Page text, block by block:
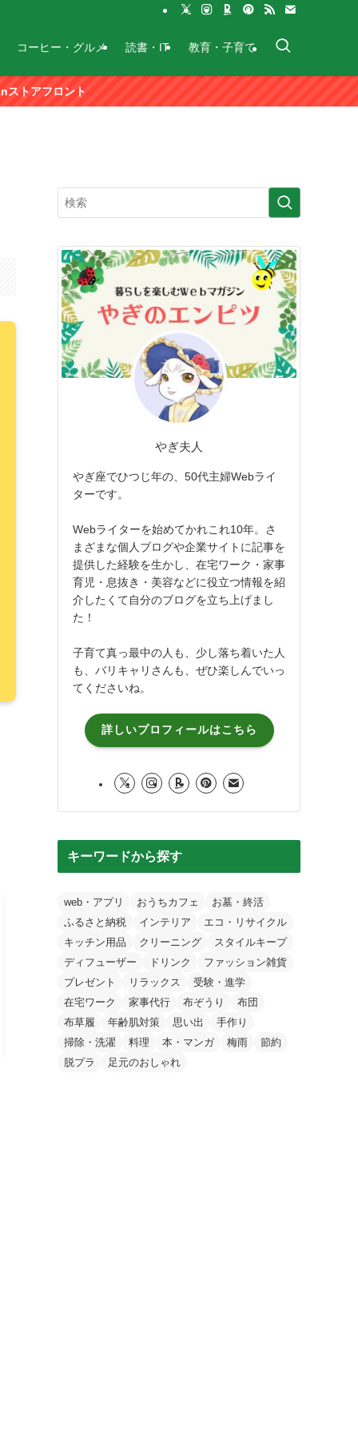
コーヒー・グルメ 読書・IT 教育・子育て
やぎ夫人
やぎ座でひつじ年の、50代主婦Webライ
ターです。
Webライターを始めてかれこれ10年。さ
まざまな個人ブログや企業サイトに記事を
提供した経験を生かし、在宅ワーク・家事
育児・息抜き・美容などに役立つ情報を紹
介したくて自分のブログを立ち上げまし
た！
子育て真っ最中の人も、少し落ち着いた人
も、バリキャリさんも、ぜひ楽しんでいっ
てくださいね。
詳しいプロフィールはこちら
キーワードから探す
web・アプリ おうちカフェ
お墓・終活
ふるさと納税
インテリア
エコ・リサイクル
キッチン用品
クリーニング
スタイルキープ
ディフューザー
ドリンク
ファッション雑貨
プレゼント
リラックス
受験・進学
在宅ワーク
家事代行 布ぞうり
布団
布草履
年齢肌対策 思い出
手作り
掃除・洗濯
料理 本・マンガ 梅雨
節約
脱プラ
足元のおしゃれ